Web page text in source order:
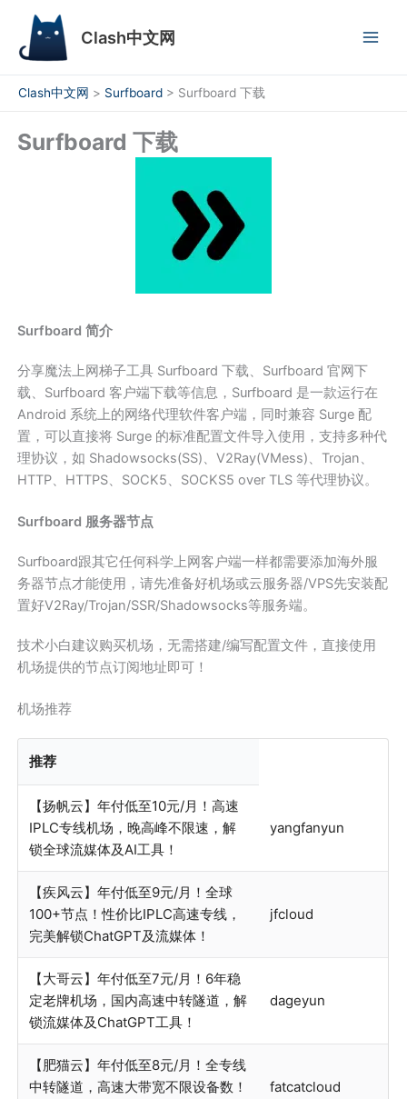
Clash中文网
Clash中文网 > Surfboard > Surfboard 下载
Surfboard 下载
Surfboard 简介
分享魔法上网梯子工具 Surfboard 下载、Surfboard 官网下
载、Surfboard 客户端下载等信息，Surfboard 是一款运行在
Android 系统上的网络代理软件客户端，同时兼容 Surge 配
置，可以直接将 Surge 的标准配置文件导入使用，支持多种代
理协议，如 Shadowsocks(SS)、V2Ray(VMess)、Trojan、
HTTP、HTTPS、SOCK5、SOCKS5 over TLS 等代理协议。
Surfboard 服务器节点
Surfboard跟其它任何科学上网客户端一样都需要添加海外服
务器节点才能使用，请先准备好机场或云服务器/VPS先安装配
置好V2Ray/Trojan/SSR/Shadowsocks等服务端。
技术小白建议购买机场，无需搭建/编写配置文件，直接使用
机场提供的节点订阅地址即可！
机场推荐
推荐
【扬帆云】年付低至10元/月！高速
IPLC专线机场，晚高峰不限速，解
锁全球流媒体及AI工具！
yangfanyun
【疾风云】年付低至9元/月！全球
100+节点！性价比IPLC高速专线，
完美解锁ChatGPT及流媒体！
jfcloud
【大哥云】年付低至7元/月！6年稳
定老牌机场，国内高速中转隧道，解
锁流媒体及ChatGPT工具！
dageyun
【肥猫云】年付低至8元/月！全专线
中转隧道，高速大带宽不限设备数！
fatcatcloud